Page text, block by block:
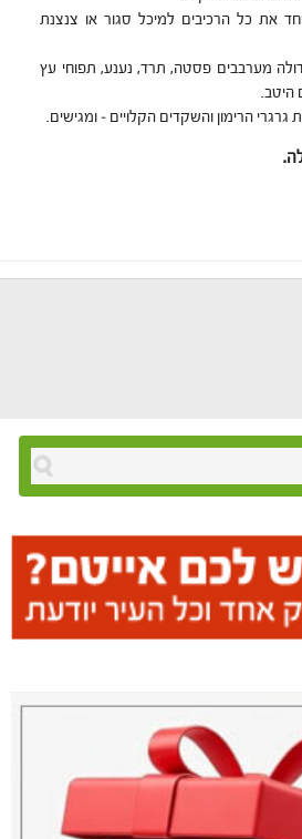
את כל הרכיבים למיכל סגור או צנצנת
מערבבים פסטה, תרד, נענע, תפוחי עץ
היטב.
הרימון והשקדים הקלויים – ומגישים.